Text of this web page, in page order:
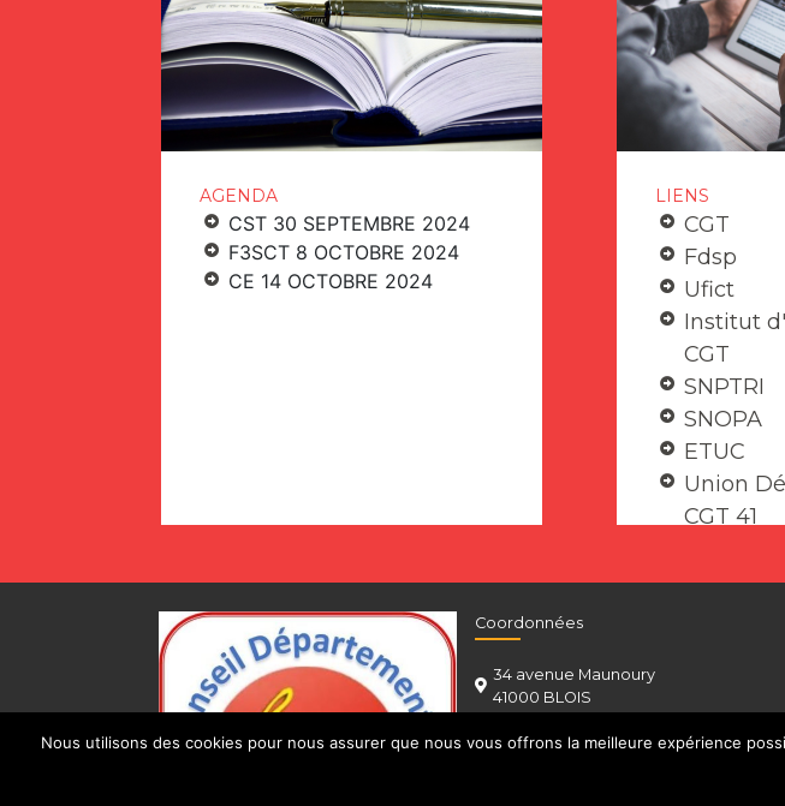
AGENDA
CST 30 SEPTEMBRE 2024
F3SCT 8 OCTOBRE 2024
CE 14 OCTOBRE 2024
LIENS
CGT
Fdsp
Ufict
Institut
CGT
SNPTRI
SNOPA
ETUC
Union
CGT 41
Coordonnées
34 avenue Maunoury
41000 BLOIS
Nous utilisons des cookies pour nous assurer que nous vous offrons la meilleure expérience